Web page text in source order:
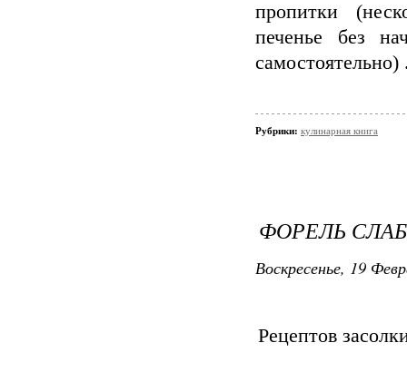
пропитки
печенье без
самостоятельно)
Рубрики: кулинарная книга
ФОРЕЛЬ
Воскресенье, 19
Рецептов